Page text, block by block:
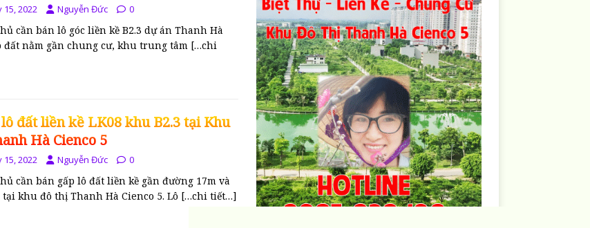
15, 2022 Nguyễn Đức 0
cần bán lô góc liền kề B2.3 dự án Thanh Hà
đất nằm gần chung cư, khu trung tâm […chi
lô đất liền kề LK08 khu B2.3 tại Khu
Hà Cienco 5
15, 2022 Nguyễn Đức 0
cần bán gấp lô đất liền kề gần đường 17m và
khu đô thị Thanh Hà Cienco 5. Lô […chi tiết…]